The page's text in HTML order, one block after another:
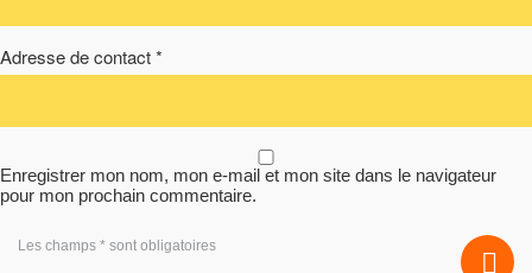
Adresse de contact *
Enregistrer mon nom, mon e-mail et mon site dans le navigateur
pour mon prochain commentaire.
Les champs * sont obligatoires